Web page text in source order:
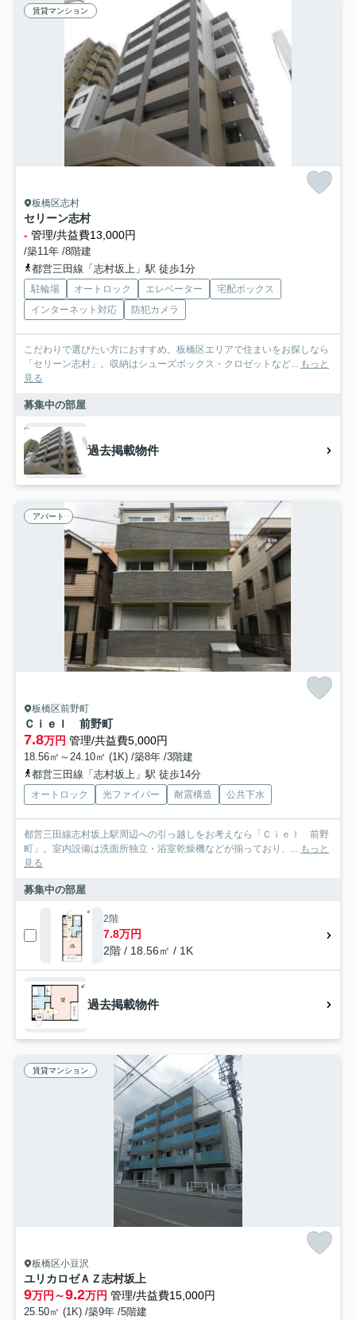
賃貸マンション
板橋区志村
セリーン志村
- 管理/共益費13,000円
/築11年 /8階建
都営三田線「志村坂上」駅 徒歩1分
駐輪場 オートロック エレベーター
宅配ボックス
インターネット対応
防犯カメラ
こだわりで選びたい方におすすめ。板橋区エリアで住まいをお探しなら
「セリーン志村」。収納はシューズボックス・クロゼットなど... もっと
見る
募集中の部屋
過去掲載物件
アパート
板橋区前野町
Ｃｉｅｌ 前野町
7.8万円 管理/共益費5,000円
18.56㎡～24.10㎡ (1K) /築8年 /3階建
都営三田線「志村坂上」駅 徒歩14分
オートロック 光ファイバー 耐震構造 公共下水
都営三田線志村坂上駅周辺への引っ越しをお考えなら「Ｃｉｅｌ 前野
町」。室内設備は洗面所独立・浴室乾燥機などが揃っており、... もっと
見る
募集中の部屋
2階
7.8万円
2階 / 18.56㎡ / 1K
過去掲載物件
賃貸マンション
板橋区小豆沢
ユリカロゼＡＺ志村坂上
9万円～9.2万円 管理/共益費15,000円
25.50㎡ (1K) /築9年 /5階建